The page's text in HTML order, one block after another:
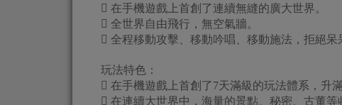
 在手機遊戲上首創了連續無縫的廣大世界。
 全世界自由飛行，無空氣牆。
 全程移動攻擊、移動吟唱、移動施法，拒絕呆
玩法特色：
 在手機遊戲上首創了7天滿級的玩法體系，升
 在連續大世界中，海量的景點、秘密、古董等